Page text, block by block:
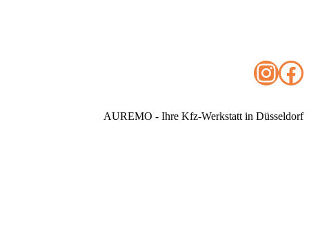
AUREMO - Ihre Kfz-Werkstatt in Düsseldorf